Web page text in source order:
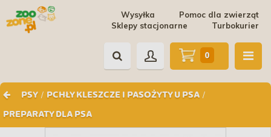
Pomoc dla zwierząt
Wysyłka
Turbokurier
Sklepy stacjonarne
PSY / PCHŁY KLESZCZE I PASOŻYTY U PSA /
PREPARATY DLA PSA
0